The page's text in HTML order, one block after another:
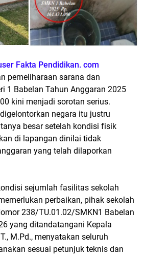
Fakta Pendidikan. com
pemeliharaan sarana dan
1 Babelan Tahun Anggaran 2025
kini menjadi sorotan serius.
negara itu justru
besar setelah kondisi fisik
di lapangan dinilai tidak
yang telah dilaporkan
sejumlah fasilitas sekolah
perbaikan, pihak sekolah
238/TU.01.02/SMKN1 Babelan
yang ditandatangani Kepala
M.Pd., menyatakan seluruh
sesuai petunjuk teknis dan